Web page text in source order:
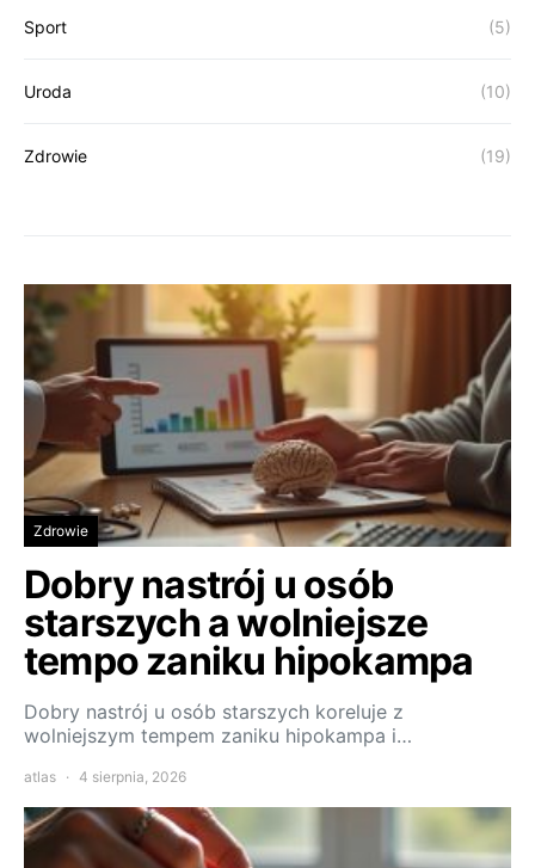
Sport (5)
Uroda (10)
Zdrowie (19)
Zdrowie
Dobry nastrój u osób
starszych a wolniejsze
tempo zaniku hipokampa
Dobry nastrój u osób starszych koreluje z
wolniejszym tempem zaniku hipokampa i…
atlas 4 sierpnia, 2026